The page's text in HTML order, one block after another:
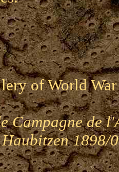
of World
Campagne de